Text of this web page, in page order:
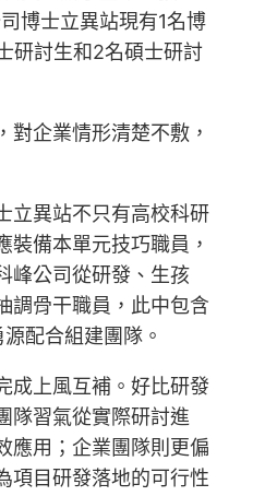
博士立異站現有1名博
研討生和2名碩士研討
對企業情形清楚不敷，
立異站不只有高校科研
裝備本單元技巧職員，
峰公司從研發、生孩
調骨干職員，此中包含
配合組建團隊。
成上風互補。好比研發
隊習氣從實際研討進
應用；企業團隊則更偏
項目研發落地的可行性